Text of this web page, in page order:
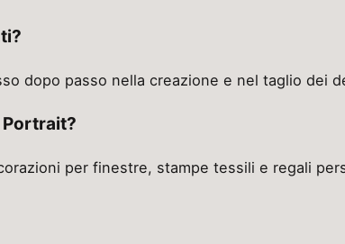
dopo passo nella creazione e nel taglio dei
Portrait?
per finestre, stampe tessili e regali